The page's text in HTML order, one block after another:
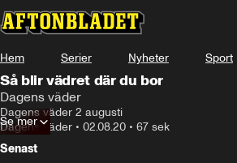
Hem Serier Nyheter Sport
Så blir vädret där du bor
Dagens väder
Dagens väder 2 augusti
Dagens väder • 02.08.20 • 67 sek
Se mer
Senast